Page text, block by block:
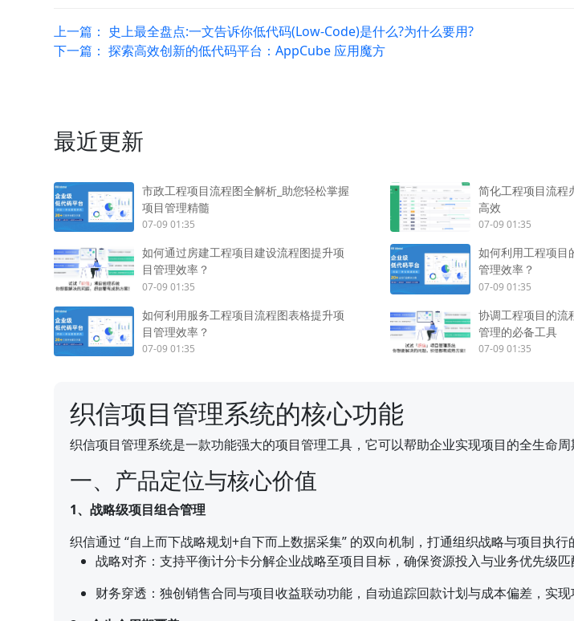
上一篇： 史上最全盘点:一文告诉你低代码(Low-Code)是什么?为什么要用?
下一篇：探索高效创新的低代码平台：AppCube 应用魔方
最近更新
市政工程项目流程图全解析_助您轻松掌握
项目管理精髓
07-09 01:35
简化工程项目流程
高效
07-09 01:35
如何通过房建工程项目建设流程图提升项
目管理效率？
07-09 01:35
如何利用工程项目
管理效率？
07-09 01:35
如何利用服务工程项目流程图表格提升项
目管理效率？
07-09 01:35
协调工程项目的流
管理的必备工具
07-09 01:35
织信项目管理系统的核心功能
织信项目管理系统是一款功能强大的项目管理工具，它可以帮助企业实现项目的全生命
一、产品定位与核心价值
1、战略级项目组合管理
织信通过 “自上而下战略规划+自下而上数据采集” 的双向机制，打通组织战略与项目执行
战略对齐：支持平衡计分卡分解企业战略至项目目标，确保资源投入与业务优先级匹
财务穿透：独创销售合同与项目收益联动功能，自动追踪回款计划与成本偏差，实